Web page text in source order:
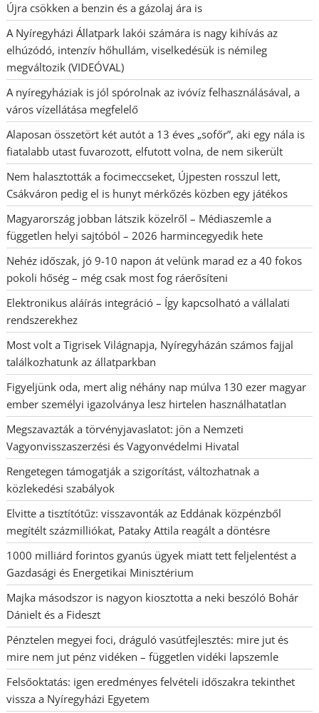
Újra csökken a benzin és a gázolaj ára is
A Nyíregyházi Állatpark lakói számára is nagy kihívás az
elhúzódó, intenzív hőhullám, viselkedésük is némileg
megváltozik (VIDEÓVAL)
A nyíregyháziak is jól spórolnak az ivóvíz felhasználásával, a
város vízellátása megfelelő
Alaposan összetört két autót a 13 éves „sofőr”, aki egy nála is
fiatalabb utast fuvarozott, elfutott volna, de nem sikerült
Nem halasztották a focimeccseket, Újpesten rosszul lett,
Csákváron pedig el is hunyt mérkőzés közben egy játékos
Magyarország jobban látszik közelről – Médiaszemle a
független helyi sajtóból – 2026 harmincegyedik hete
Nehéz időszak, jó 9-10 napon át velünk marad ez a 40 fokos
pokoli hőség – még csak most fog ráerősíteni
Elektronikus aláírás integráció – Így kapcsolható a vállalati
rendszerekhez
Most volt a Tigrisek Világnapja, Nyíregyházán számos fajjal
találkozhatunk az állatparkban
Figyeljünk oda, mert alig néhány nap múlva 130 ezer magyar
ember személyi igazolványa lesz hirtelen használhatatlan
Megszavazták a törvényjavaslatot: jön a Nemzeti
Vagyonvisszaszerzési és Vagyonvédelmi Hivatal
Rengetegen támogatják a szigorítást, változhatnak a
közlekedési szabályok
Elvitte a tisztítótűz: visszavonták az Eddának közpénzből
megítélt százmilliókat, Pataky Attila reagált a döntésre
1000 milliárd forintos gyanús ügyek miatt tett feljelentést a
Gazdasági és Energetikai Minisztérium
Majka másodszor is nagyon kiosztotta a neki beszóló Bohár
Dánielt és a Fideszt
Pénztelen megyei foci, dráguló vasútfejlesztés: mire jut és
mire nem jut pénz vidéken – független vidéki lapszemle
Felsőoktatás: igen eredményes felvételi időszakra tekinthet
vissza a Nyíregyházi Egyetem